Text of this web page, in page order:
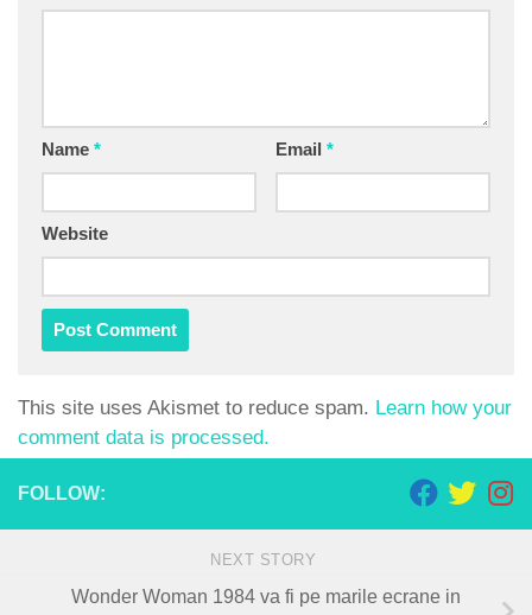
Name * Email *
Website
This site uses Akismet to reduce spam. Learn how your
comment data is processed.
FOLLOW:
NEXT STORY
Wonder Woman 1984 va fi pe marile ecrane in